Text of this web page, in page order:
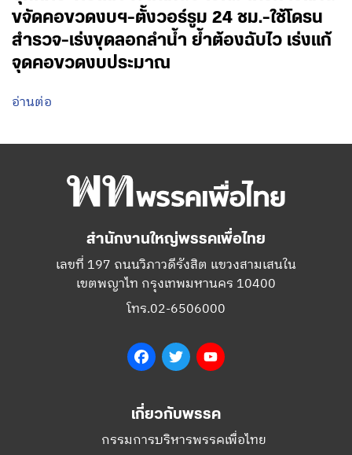
ขจัดคอขวดงบฯ-ตั้งวอร์รูม 24 ชม.-ใช้โดรน
สำรวจ-เร่งขุดลอกลำน้ำ ย้ำต้องฉับไว เร่งแก้
จุดคอขวดงบประมาณ
อ่านต่อ
สำนักงานใหญ่พรรคเพื่อไทย
เลขที่ 197 ถนนวิภาวดีรังสิต แขวงสามเสนใน
เขตพญาไท กรุงเทพมหานคร 10400
โทร.02-6506000
FacebookTwitter
เกี่ยวกับพรรค
กรรมการบริหารพรรคเพื่อไทย